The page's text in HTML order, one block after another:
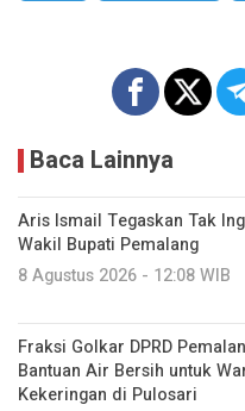
Baca Lainnya
Aris Ismail Tegaskan Tak
Wakil Bupati Pemalang
8 Agustus 2026 - 12:08 WIB
Fraksi Golkar DPRD
Bantuan Air Bersih untuk
Kekeringan di Pulosari